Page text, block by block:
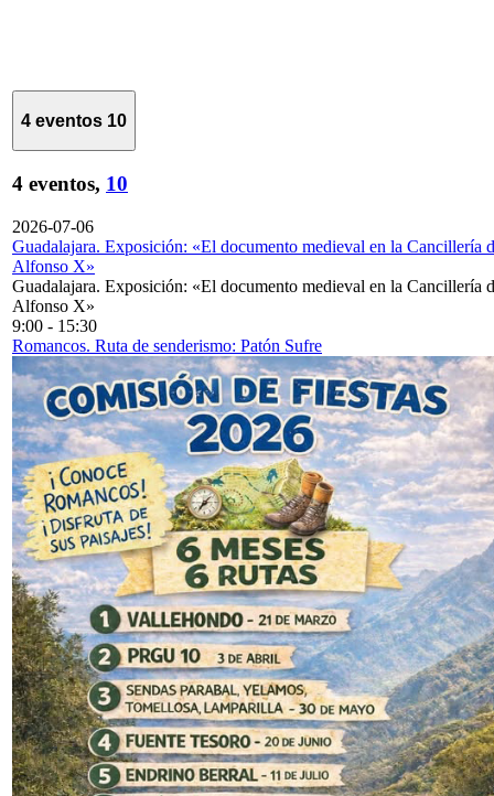
4 eventos 10
4 eventos, 10
2026-07-06
Guadalajara. Exposición: «El documento medieval en la Cancillería
Alfonso X»
Guadalajara. Exposición: «El documento medieval en la Cancillería
Alfonso X»
9:00 - 15:30
Romancos. Ruta de senderismo: Patón Sufre